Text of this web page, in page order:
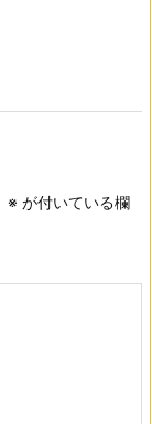
※ が付いている欄